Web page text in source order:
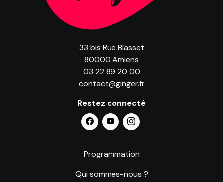
« Sonic Youth rencontre Slint lors d’une fête organisée
par Mogwai. » — Silent Radio (Royaume-Uni)
33 bis Rue Blasset
80000 Amiens
03 22 89 20 00
contact@ginger.fr
Restez connecté
Programmation
Qui sommes-nous ?